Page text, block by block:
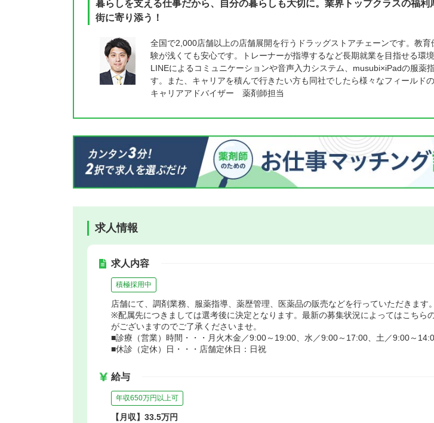
暮らしを支える仕事だから、自分の暮らしも大切に。業界トップクラスの福利
街に寄り添う！
全国で2,000店舗以上の店舗展開を行うドラッグストアチェーンです。教
験が浅くても安心です。トレーナーが指導するなど長期就業を目指せる環
LINEによるコミュニケーションや音声入力システム、musubi×iPadの服薬
す。また、キャリアを積んで行きたい方も同社でしたら様々なフィールド
キャリアアドバイザー 薬剤師担当
求人情報
求人内容
積極採用中
店舗にて、調剤業務、服薬指導、薬歴管理、医薬品の販売などを行っていただきます。
※配属先につきましては選考後に決定となります。最新の募集状況によってはこちら
がございますのでご了承くださいませ。
■診療（営業）時間・・・月火木金／9:00～19:00、水／9:00～17:00、土／9:00～
■休診（定休）日・・・店舗定休日：日祝
給与
年収650万円以上可
【月収】33.5万円